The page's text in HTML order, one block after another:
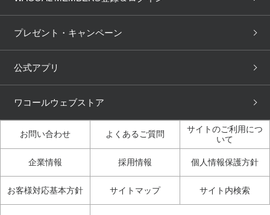
Licensed Brands
3Dボディスキャン
ニュース＆トピックス
ブラパン ワコールスタイル
大人の工場見学inベトナム
人間科学研究開発センター見
学
ガイド（マンガ）
3Dボディスキャン体験（マ
プレゼント・キャンペーン
公式アプリ
ワコールウェブストア
お問い合わせ よくあるご質問
サイトのご利用につ
いて
企業情報 採用情報 個人情報保護方針
お客様対応基本方針 サイトマップ サイト内検索